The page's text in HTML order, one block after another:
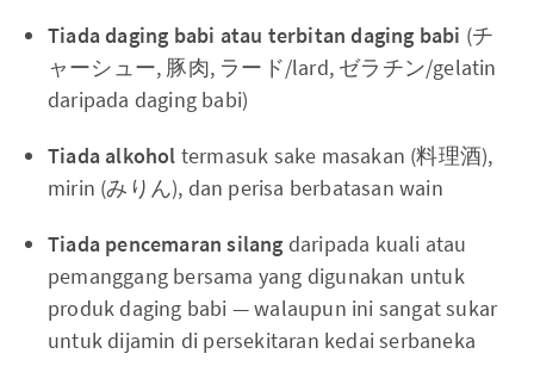
Tiada daging babi atau terbitan daging babi (チ
ャーシュー, 豚肉, ラード/lard, ゼラチン/gelatin
daripada daging babi)
Tiada alkohol termasuk sake masakan (料理酒),
mirin (みりん), dan perisa berbatasan wain
Tiada pencemaran silang daripada kuali atau
pemanggang bersama yang digunakan untuk
produk daging babi — walaupun ini sangat sukar
untuk dijamin di persekitaran kedai serbaneka